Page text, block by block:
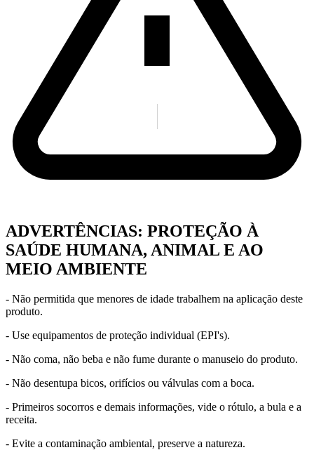
ADVERTÊNCIAS: PROTEÇÃO À
SAÚDE HUMANA, ANIMAL E AO
MEIO AMBIENTE
- Não permitida que menores de idade trabalhem na aplicação deste
produto.
- Use equipamentos de proteção individual (EPI's).
- Não coma, não beba e não fume durante o manuseio do produto.
- Não desentupa bicos, orifícios ou válvulas com a boca.
- Primeiros socorros e demais informações, vide o rótulo, a bula e a
receita.
- Evite a contaminação ambiental, preserve a natureza.